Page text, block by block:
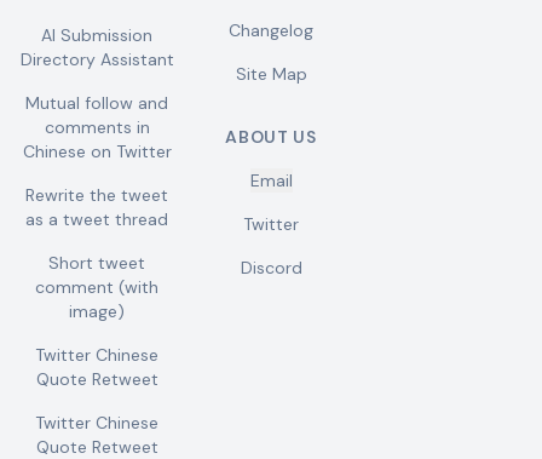
AI Submission
Directory Assistant
Mutual follow and
comments in
Chinese on Twitter
Rewrite the tweet
as a tweet thread
Short tweet
comment (with
image)
Twitter Chinese
Quote Retweet
Twitter Chinese
Quote Retweet
Changelog
Site Map
ABOUT US
Email
Twitter
Discord